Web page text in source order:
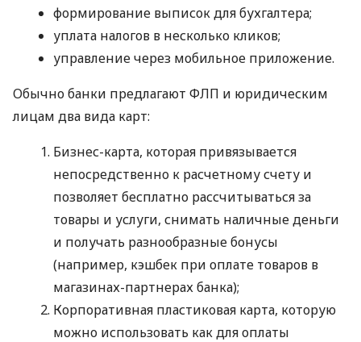
формирование выписок для бухгалтера;
уплата налогов в несколько кликов;
управление через мобильное приложение.
Обычно банки предлагают ФЛП и юридическим
лицам два вида карт:
Бизнес-карта, которая привязывается
непосредственно к расчетному счету и
позволяет бесплатно рассчитываться за
товары и услуги, снимать наличные деньги
и получать разнообразные бонусы
(например, кэшбек при оплате товаров в
магазинах-партнерах банка);
Корпоративная пластиковая карта, которую
можно использовать как для оплаты